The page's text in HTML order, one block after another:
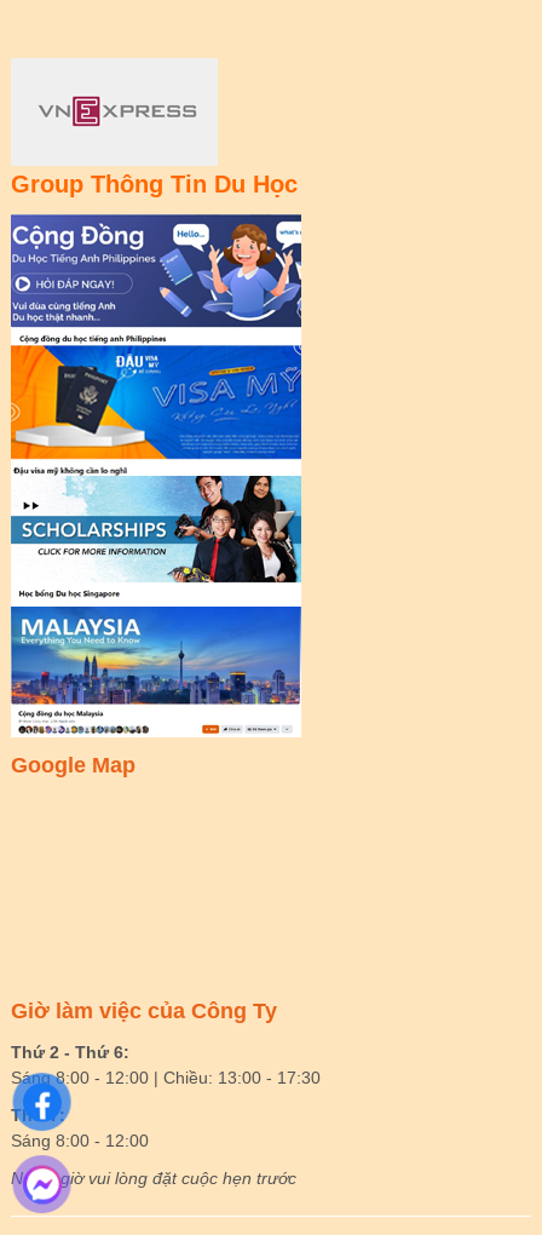
Group Thông Tin Du Học
Google Map
Giờ làm việc của Công Ty
Thứ 2 - Thứ 6:
Sáng 8:00 - 12:00 | Chiều: 13:00 - 17:30
Thứ 7:
Sáng 8:00 - 12:00
Ngoài giờ vui lòng đặt cuộc hẹn trước